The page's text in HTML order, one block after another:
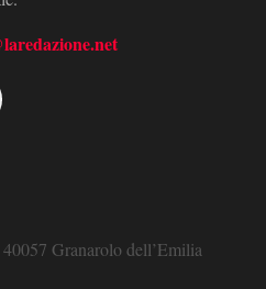
Granarolo dell’Emilia